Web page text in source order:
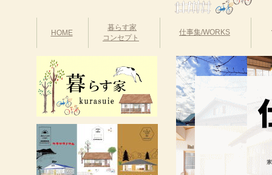
HOME
暮らす家
コンセプト
仕事集/WORKS